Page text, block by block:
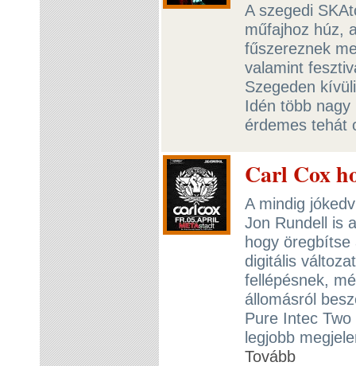
A szegedi
műfajhoz húz,
fűszereznek
valamint
Szegeden
Idén több nagy
érdemes tehát
Carl Cox
A mindig
Jon Rundell is
hogy öregbítse
digitális
fellépésnek,
állomásról
Pure Intec
legjobb
Tovább